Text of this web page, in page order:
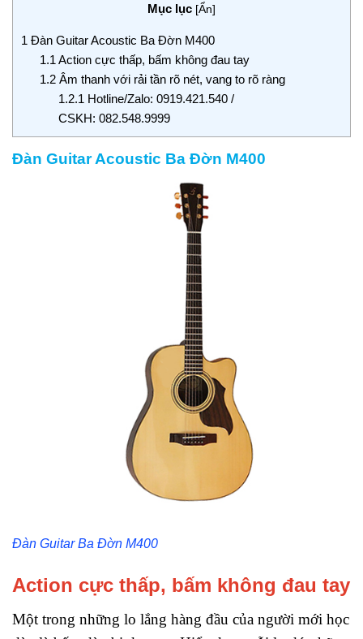
Mục lục [Ẩn]
1 Đàn Guitar Acoustic Ba Đờn M400
1.1 Action cực thấp, bấm không đau tay
1.2Âm thanh với rải tần rõ nét, vang to rõ ràng
1.2.1 Hotline/Zalo: 0919.421.540 /
CSKH: 082.548.9999
Đàn Guitar Acoustic Ba Đờn M400
Đàn Guitar Ba Đờn M400
Action cực thấp, bấm không đau tay
Một trong những lo lắng hàng đầu của người mới học